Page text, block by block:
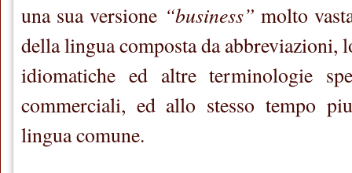
una sua versione “business” molto
della lingua composta da abbreviazioni,
idiomatiche ed altre terminologie
commerciali, ed allo stesso tempo
lingua comune.